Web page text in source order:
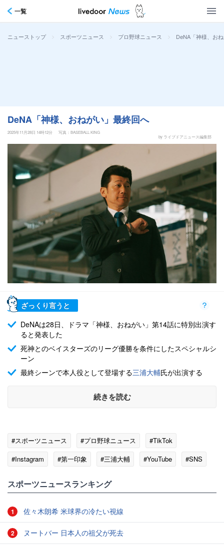
一覧
ニューストップ > スポーツニュース > プロ野球ニュース > DeNA「神様、お
DeNA「神様、おねがい」最終回へ
2025年11月28日 14時12分
写真：BASEBALL KING
by ライブドアニュース編集部
ざっくり言うと
DeNAは28日、ドラマ「神様、おねがい」第14話に特別出演す
ると発表した
死神とのベイスターズのリーグ優勝を条件にしたスペシャルシ
ーン
最終シーンで本人役として登場する三浦大輔氏が出演する
続きを読む
#スポーツニュース #プロ野球ニュース
#TikTok
#Instagram
#第一印象 #三浦大輔 #YouTube #SNS
スポーツニュースランキング
1 佐々木朗希 米球界の冷たい視線
2 ヌートバー 日本人の祖父が死去